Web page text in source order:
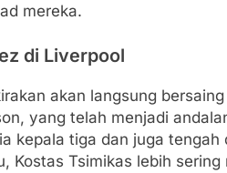
mereka.
di Liverpool
akan langsung
yang telah menjadi
kepala tiga dan juga
Kostas Tsimikas lebih